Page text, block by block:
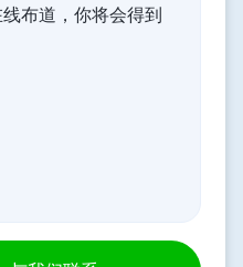
进入神的国度吗？
Copyright © 2024 追逐晨星.
布道，你将会得到